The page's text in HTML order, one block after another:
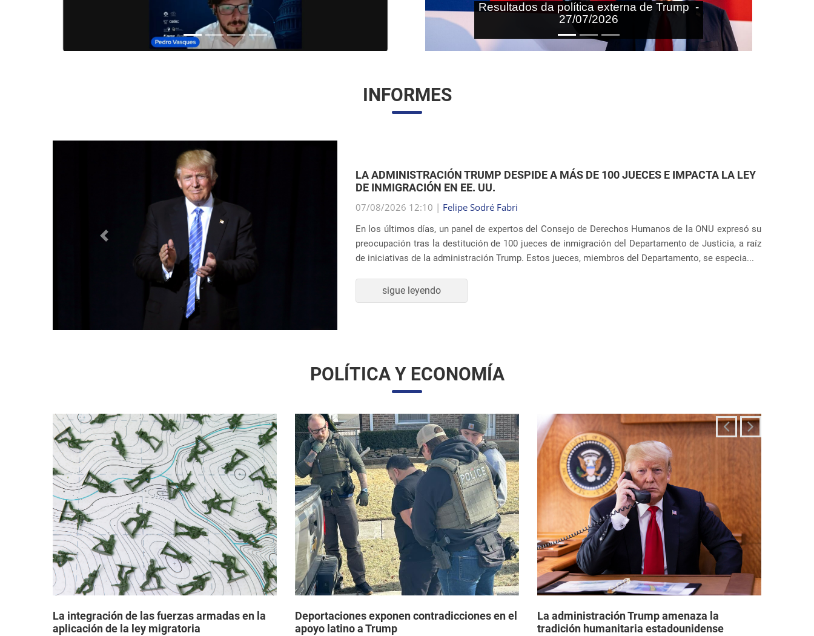
As terras raras nas agendas doméstica e
internacional do Brasil - 27/07/2026
INFORMES
AMPLIACIÓN DE LOS CENTROS DE DETENCIÓN DE INMIGRANTES EN ESTADOS
UNIDOS
07/08/2026 12:01 | Gabriella Schimpl Tebar Anunciação
La noticia publicada por la revista TIME revela que el gobierno de Estados Unidos planea ampliar el
sistema de detención de inmigrantes del ICE (Servicio de Inmigración y Control de Aduanas). El plan
contempla la construcción o ampliación de unidades en 14 ubicaciones diferentes, incluye...
sigue leyendo
Anterior Próximo
POLÍTICA Y ECONOMÍA
La integración de las fuerzas armadas en la
aplicación de la ley migratoria
Deportaciones exponen contradicciones en el
apoyo latino a Trump
La administración Trump amenaza la
tradición humanitaria estadounidense